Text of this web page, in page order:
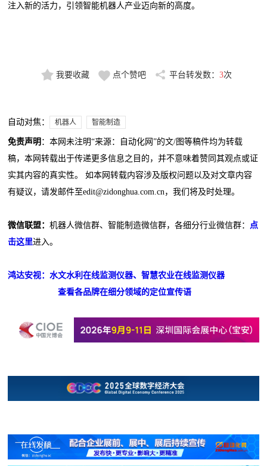
注入新的活力，引领智能机器人产业迈向新的高度。
我要收藏 点个赞吧 平台转发数： 3次
自动对焦： 机器人 智能制造
免责声明 ：本网未注明“来源：自动化网”的文/图等稿件均为转载
稿，本网转载出于传递更多信息之目的，并不意味着赞同其观点或证
实其内容的真实性。 如本网转载内容涉及版权问题以及对文章内容
有疑议，请发邮件至edit@zidonghua.com.cn，我们将及时处理。
微信联盟：机器人微信群、智能制造微信群，各细分行业微信群：
点
击这里进入。
鸿达安视：水文水利在线监测仪器、智慧农业在线监测仪器
查看各品牌在细分领域的定位宣传语